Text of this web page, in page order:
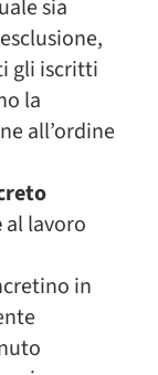
sia
gli iscritti
la
all’ordine
al lavoro
in